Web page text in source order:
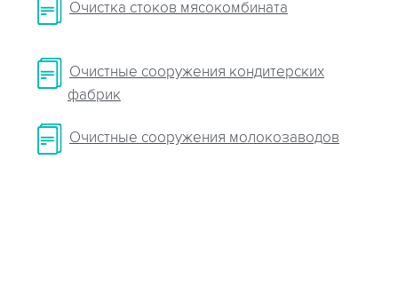
Очистка стоков мясокомбината
Очистные сооружения кондитерских
фабрик
Очистные сооружения молокозаводов